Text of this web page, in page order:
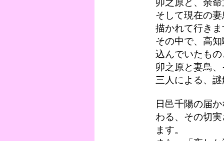
卯之原と、余
そして現在の
描かれて行き
その中で、高
込んでいたも
卯之原と妻鳥
三人による、
日邑千陽の届
わる、その切
ます。